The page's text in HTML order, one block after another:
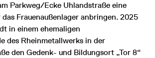
Parkweg/Ecke Uhlandstraße eine
Frauenaußenlager anbringen. 2025
in einem ehemaligen
des Rheinmetallwerks in der
den Gedenk- und Bildungsort „Tor 8“